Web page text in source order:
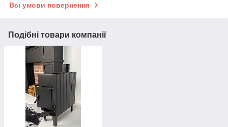
Всі умови повернення
Подібні товари компанії